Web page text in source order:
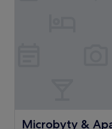
Microbyty &
Microbyty &